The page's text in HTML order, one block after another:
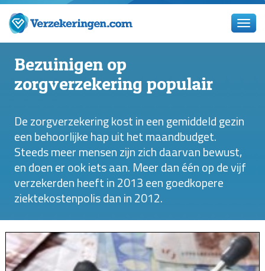
Bezuinigen op
zorgverzekering populair
De zorgverzekering kost in een gemiddeld gezin
een behoorlijke hap uit het maandbudget.
Steeds meer mensen zijn zich daarvan bewust,
en doen er ook iets aan. Meer dan één op de vijf
verzekerden heeft in 2013 een goedkopere
ziektekostenpolis dan in 2012.